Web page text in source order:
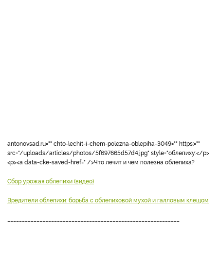
antonovsad.ru="" chto-lechit-i-chem-polezna-oblepiha-3049="" https:=""
src="/uploads/articles/photos/5f697665d57d4.jpg" style="облепиху:</p>
<p><a data-cke-saved-href=" />Что лечит и чем полезна облепиха?
Сбор урожая облепихи (видео)
Вредители облепихи: борьба с облепиховой мухой и галловым клещом